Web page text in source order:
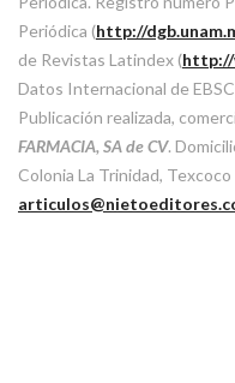
Periódica (http://
de Revistas Latindex (http://
Datos Internacional de
Publicación realizada,
FARMACIA, SA de CV.
Colonia La Trinidad,